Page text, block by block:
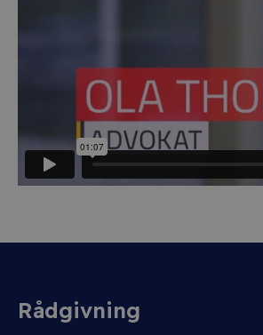
Rådgivning